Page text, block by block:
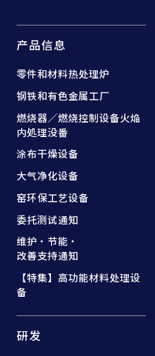
产品信息
零件和材料热处理炉
钢铁和有色金属工厂
燃烧器／燃烧控制设备火焔
内処理没番
涂布干燥设备
大气净化设备
窑环保工艺设备
委托测试通知
维护·节能·
改善支持通知
【特集】高功能材料处理设
备
研发